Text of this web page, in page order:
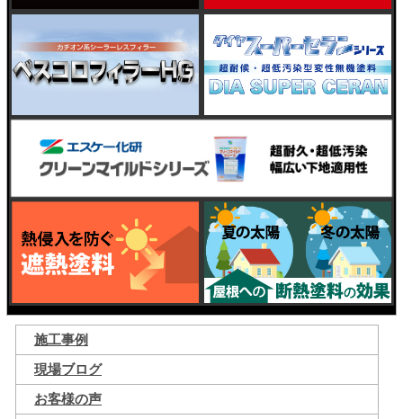
施工事例
現場ブログ
お客様の声